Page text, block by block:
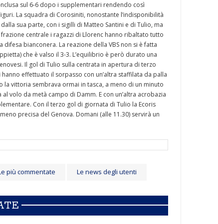
sul 6-6 dopo i supplementari rendendo così
La squadra di Corosiniti, nonostante l’indisponibilità
sua parte, con i sigilli di Matteo Santini e di Tulio, ma
centrale i ragazzi di Llorenc hanno ribaltato tutto
bianconera. La reazione della VBS non si è fatta
che è valso il 3-3. L’equilibrio è però durato una
Il gol di Tulio sulla centrata in apertura di terzo
effettuato il sorpasso con un’altra staffilata da palla
la vittoria sembrava ormai in tasca, a meno di un minuto
volo da metà campo di Damm. E con un’altra acrobazia
Con il terzo gol di giornata di Tulio la Ecoris
precisa del Genova. Domani (alle 11.30) servirà un
più commentate Le news degli utenti